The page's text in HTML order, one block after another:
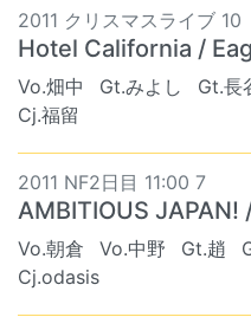
2011 クリスマスライブ 10
Hotel California /
Vo.畑中 Gt.みよし Gt.長
Cj.福留
2011 NF2日目 11:00 7
AMBITIOUS JAPAN!
Vo.朝倉 Vo.中野 Gt.趙
Cj.odasis